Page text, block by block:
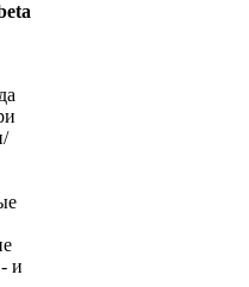
и